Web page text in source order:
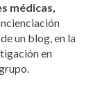
médicas,
un blog, en la
en